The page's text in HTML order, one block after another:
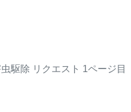
駆除 リクエスト 1ページ目